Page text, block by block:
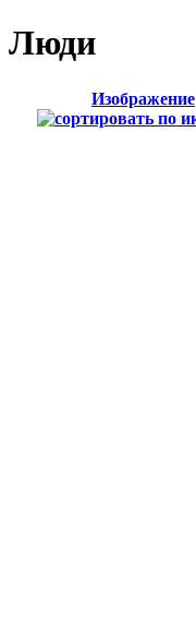
Люди
Изображение